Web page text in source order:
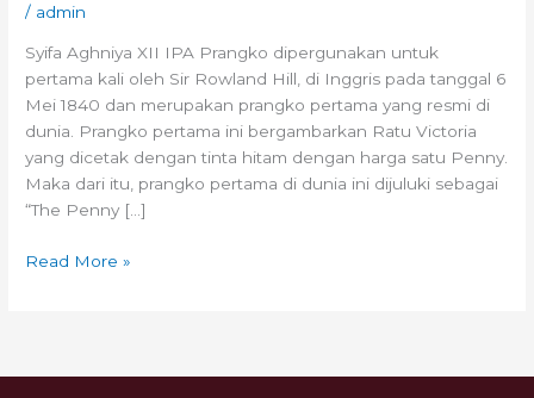
/ admin
Syifa Aghniya XII IPA Prangko dipergunakan untuk
pertama kali oleh Sir Rowland Hill, di Inggris pada tanggal 6
Mei 1840 dan merupakan prangko pertama yang resmi di
dunia. Prangko pertama ini bergambarkan Ratu Victoria
yang dicetak dengan tinta hitam dengan harga satu Penny.
Maka dari itu, prangko pertama di dunia ini dijuluki sebagai
“The Penny […]
Read More »